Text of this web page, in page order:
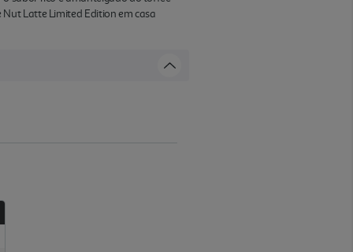
Latte Limited Edition em casa